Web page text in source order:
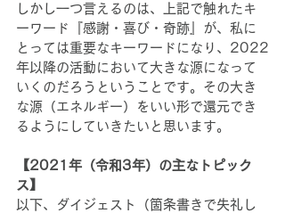
しかし一つ言えるのは、上記で触れたキ
ーワード『感謝・喜び・奇跡』が、私に
とっては重要なキーワードになり、2022
年以降の活動において大きな源になって
いくのだろうということです。その大き
な源（エネルギー）をいい形で還元でき
るようにしていきたいと思います。
【2021年（令和3年）の主なトピック
ス】
以下、ダイジェスト（箇条書きで失礼し